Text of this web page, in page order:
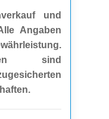
und
Angaben
sind